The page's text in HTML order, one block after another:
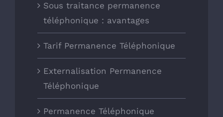
Sous traitance permanence
téléphonique : avantages
Tarif Permanence Téléphonique
Externalisation Permanence
Téléphonique
Permanence Téléphonique